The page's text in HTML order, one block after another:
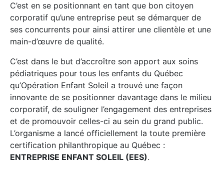
C’est en se positionnant en tant que bon citoyen
corporatif qu’une entreprise peut se démarquer de
ses concurrents pour ainsi attirer une clientèle et une
main-d’œuvre de qualité.
C’est dans le but d’accroître son apport aux soins
pédiatriques pour tous les enfants du Québec
qu’Opération Enfant Soleil a trouvé une façon
innovante de se positionner davantage dans le milieu
corporatif, de souligner l’engagement des entreprises
et de promouvoir celles-ci au sein du grand public.
L’organisme a lancé officiellement la toute première
certification philanthropique au Québec :
ENTREPRISE ENFANT SOLEIL (EES).